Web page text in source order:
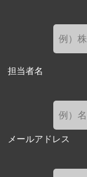
担当者名
メールアドレス